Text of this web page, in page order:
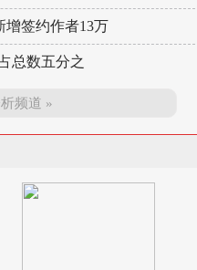
增签约作者13万
总数五分之
频道 »